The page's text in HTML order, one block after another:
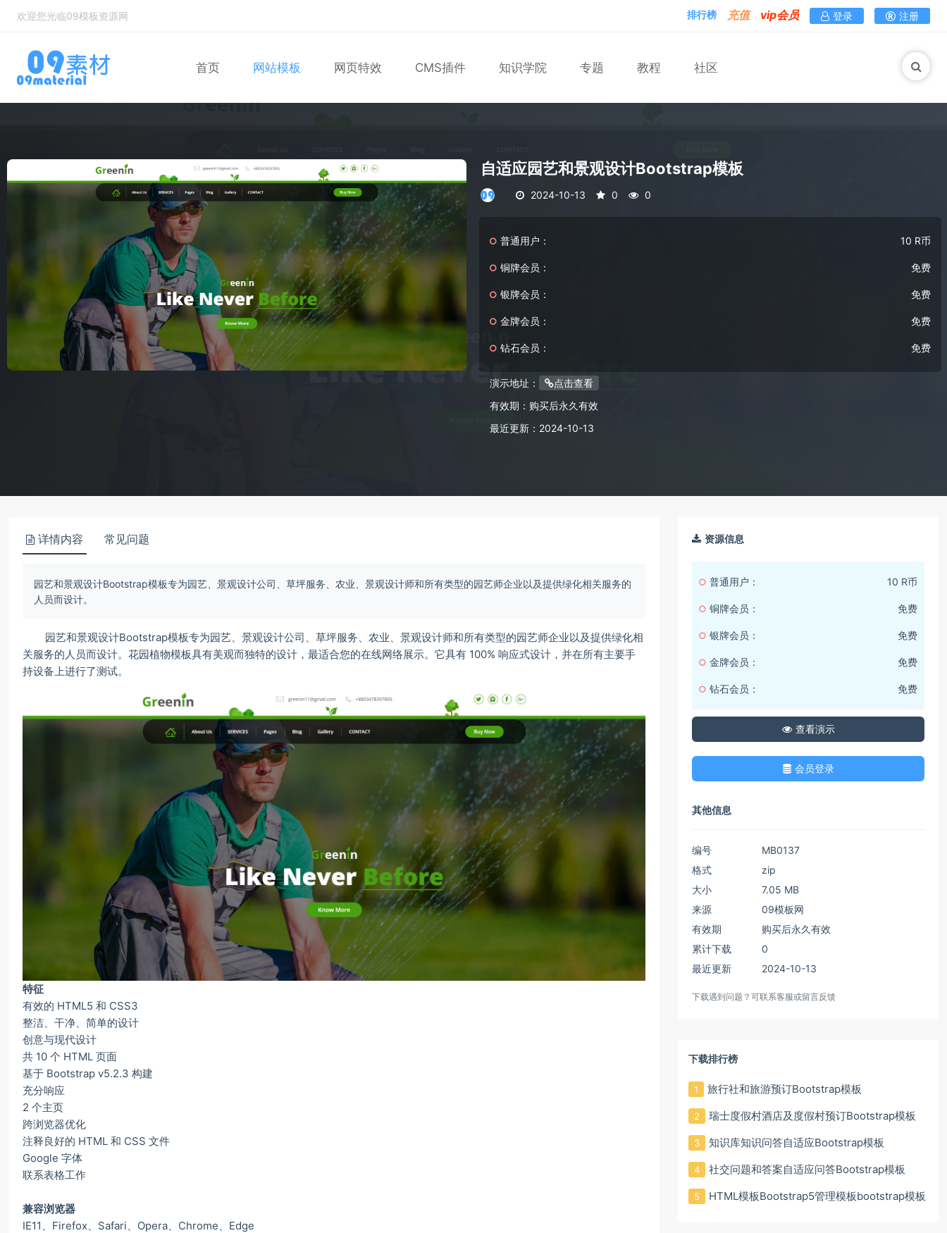
欢迎您光临09模板资源网 排行榜 充值 vip会员 登录 注册
首页 网站模板 网页特效 CMS插件 知识学院 专题 教程 社区
自适应园艺和景观设计Bootstrap模板
2024-10-13 0 0
普通用户： 10 R币
铜牌会员： 免费
银牌会员： 免费
金牌会员： 免费
钻石会员： 免费
演示地址：
点击查看
有效期： 购买后永久有效
最近更新： 2024-10-13
详情内容 常见问题
​园艺和景观设计Bootstrap模板专为园艺、景观设计公司、草坪服务、农业、景观设计师和所有类型的园艺师企业以及提供绿化相关服务的
人员而设计。
园艺和景观设计Bootstrap模板专为园艺、景观设计公司、草坪服务、农业、景观设计师和所有类型的园艺师企业以及提供绿化相
关服务的人员而设计。花园植物模板具有美观而独特的设计，最适合您的在线网络展示。它具有 100% 响应式设计，并在所有主要手
持设备上进行了测试。
特征
有效的 HTML5 和 CSS3
整洁、干净、简单的设计
创意与现代设计
共 10 个 HTML 页面
基于 Bootstrap v5.2.3 构建
充分响应
2 个主页
跨浏览器优化
注释良好的 HTML 和 CSS 文件
Google 字体
联系表格工作
兼容浏览器
IE11、Firefox、Safari、Opera、Chrome、Edge
资源信息
普通用户： 10 R币
铜牌会员： 免费
银牌会员： 免费
金牌会员： 免费
钻石会员： 免费
查看演示
会员登录
其他信息
编号
MB0137
格式
zip
大小
7.05 MB
来源
09模板网
有效期
购买后永久有效
累计下载
0
最近更新
2024-10-13
下载遇到问题？可联系客服或留言反馈
下载排行榜
1 旅行社和旅游预订Bootstrap模板
2 瑞士度假村酒店及度假村预订Bootstrap模板
3 知识库知识问答自适应Bootstrap模板
4 社交问题和答案自适应问答Bootstrap模板
5 HTML模板Bootstrap5管理模板bootstrap模板